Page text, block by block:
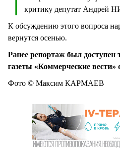
критику депутат Андрей
К обсуждению этого вопроса
вернутся осенью.
Ранее репортаж был доступен
газеты «Коммерческие вести»
Фото © Максим КАРМАЕВ